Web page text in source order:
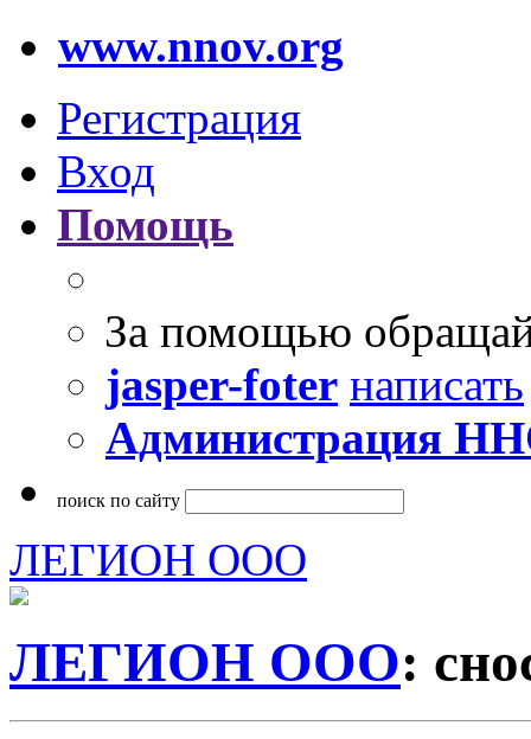
www.nnov.org
Регистрация
Вход
Помощь
За помощью
jasper-foter написать
Администрация
поиск по сайту
ЛЕГИОН ООО
ЛЕГИОН ООО: